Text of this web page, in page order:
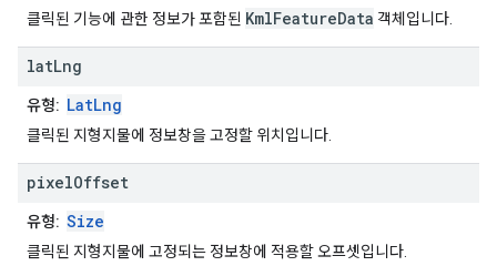
클릭된 기능에 관한 정보가 포함된 KmlFeatureData 객체입니다.
latLng
유형: LatLng
클릭된 지형지물에 정보창을 고정할 위치입니다.
pixelOffset
유형: Size
클릭된 지형지물에 고정되는 정보창에 적용할 오프셋입니다.